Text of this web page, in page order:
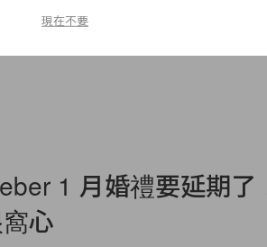
1 月婚禮要延期了
心
現在不要